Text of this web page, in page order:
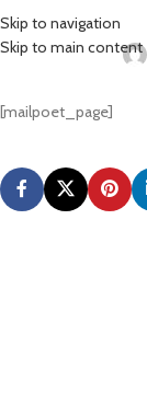
Skip to navigation
Skip to main content
MENU
[mailpoet_page]